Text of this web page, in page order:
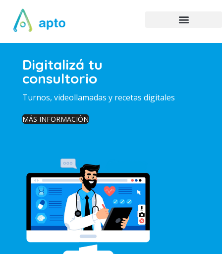
Digitalizá tu
consultorio
Turnos, videollamadas y recetas digitales
MÁS INFORMACIÓN